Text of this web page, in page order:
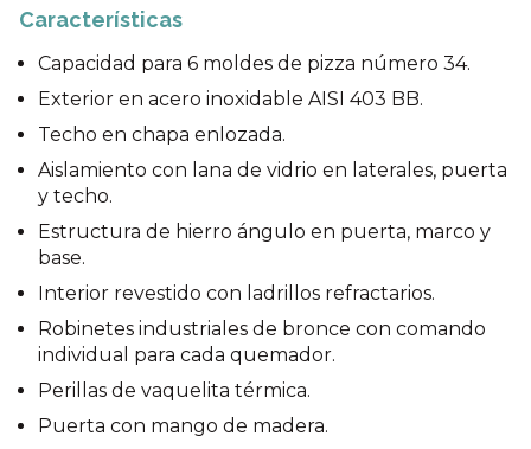
Características
Capacidad para 6 moldes de pizza número 34.
Exterior en acero inoxidable AISI 403 BB.
Techo en chapa enlozada.
Aislamiento con lana de vidrio en laterales, puerta
y techo.
Estructura de hierro ángulo en puerta, marco y
base.
Interior revestido con ladrillos refractarios.
Robinetes industriales de bronce con comando
individual para cada quemador.
Perillas de vaquelita térmica.
Puerta con mango de madera.